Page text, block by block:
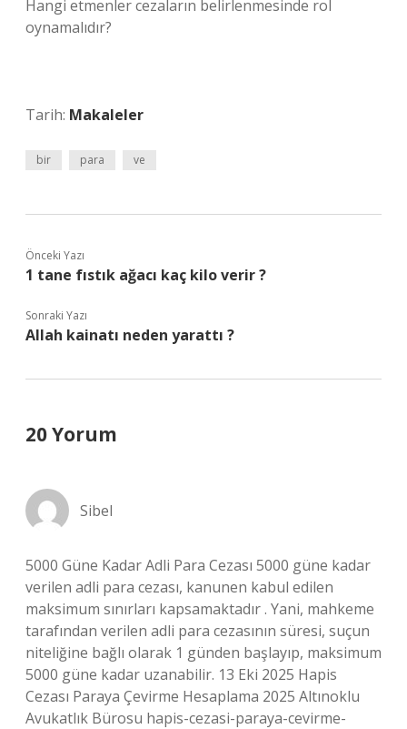
Hangi etmenler cezaların belirlenmesinde rol
oynamalıdır?
Tarih: Makaleler
bir para ve
Önceki Yazı
1 tane fıstık ağacı kaç kilo verir ?
Sonraki Yazı
Allah kainatı neden yarattı ?
20 Yorum
Sibel
5000 Güne Kadar Adli Para Cezası 5000 güne kadar
verilen adli para cezası, kanunen kabul edilen
maksimum sınırları kapsamaktadır . Yani, mahkeme
tarafından verilen adli para cezasının süresi, suçun
niteliğine bağlı olarak 1 günden başlayıp, maksimum
5000 güne kadar uzanabilir. 13 Eki 2025 Hapis
Cezası Paraya Çevirme Hesaplama 2025 Altınoklu
Avukatlık Bürosu hapis-cezasi-paraya-cevirme-